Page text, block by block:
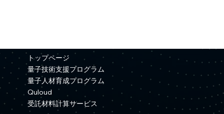
トップページ
量子技術支援プログラム
量子人材育成プログラム
Quloud
受託材料計算サービス